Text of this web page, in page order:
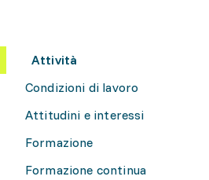
Attività
Condizioni di lavoro
Attitudini e interessi
Formazione
Formazione continua